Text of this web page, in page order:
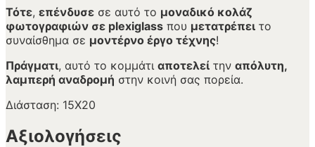
Τότε, επένδυσε σε αυτό το μοναδικό κολάζ
φωτογραφιών σε plexiglass που μετατρέπει το
συναίσθημα σε μοντέρνο έργο τέχνης!
Πράγματι, αυτό το κομμάτι αποτελεί την απόλυτη,
λαμπερή αναδρομή στην κοινή σας πορεία.
Διάσταση: 15Χ20
Αξιολογήσεις